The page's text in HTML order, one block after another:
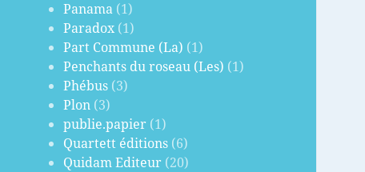
Panama (1)
Paradox (1)
Part Commune (La) (1)
Penchants du roseau (Les) (1)
Phébus (3)
Plon (3)
publie.papier (1)
Quartett éditions (6)
Quidam Editeur (20)